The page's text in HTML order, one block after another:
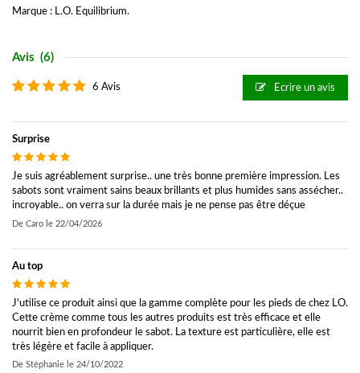
Marque : L.O. Equilibrium.
Avis (6)
6 Avis Ecrire un avis
Surprise
Je suis agréablement surprise.. une très bonne première impression. Les
sabots sont vraiment sains beaux brillants et plus humides sans assécher..
incroyable.. on verra sur la durée mais je ne pense pas être déçue
De Caro le 22/04/2026
Au top
J'utilise ce produit ainsi que la gamme complète pour les pieds de chez LO.
Cette crème comme tous les autres produits est très efficace et elle
nourrit bien en profondeur le sabot. La texture est particulière, elle est
très légère et facile à appliquer.
De Stéphanie le 24/10/2022